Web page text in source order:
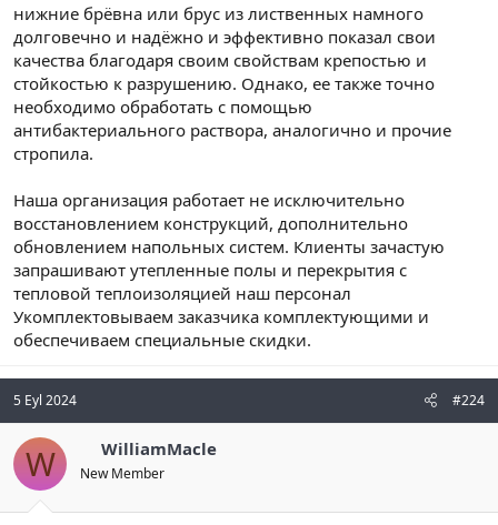
нижние брёвна или брус из лиственных намного
долговечно и надёжно и эффективно показал свои
качества благодаря своим свойствам крепостью и
стойкостью к разрушению. Однако, ее также точно
необходимо обработать с помощью
антибактериального раствора, аналогично и прочие
стропила.
Наша организация работает не исключительно
восстановлением конструкций, дополнительно
обновлением напольных систем. Клиенты зачастую
запрашивают утепленные полы и перекрытия с
тепловой теплоизоляцией наш персонал
Укомплектовываем заказчика комплектующими и
обеспечиваем специальные скидки.
5 Eyl 2024 #224
W WilliamMacle
New Member